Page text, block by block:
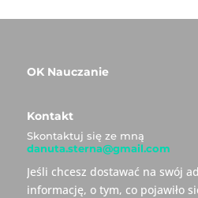
OK Nauczanie
Kontakt
Skontaktuj się ze mną
danuta.sterna@gmail.com
Jeśli chcesz dostawać na swój
informację, o tym, co pojawiło